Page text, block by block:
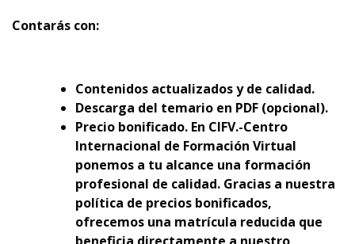
Contarás con:
Contenidos actualizados y de calidad.
Descarga del temario en PDF (opcional).
Precio bonificado. En CIFV.-Centro
Internacional de Formación Virtual
ponemos a tu alcance una formación
profesional de calidad. Gracias a nuestra
política de precios bonificados,
ofrecemos una matrícula reducida que